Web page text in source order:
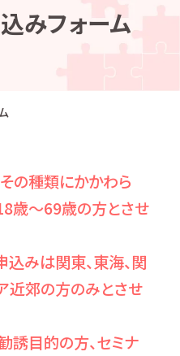
みフォーム
の種類にかかわら
歳～69歳の方とさせ
みは関東、東海、関
近郊の方のみとさせ
誘目的の方、セミナ